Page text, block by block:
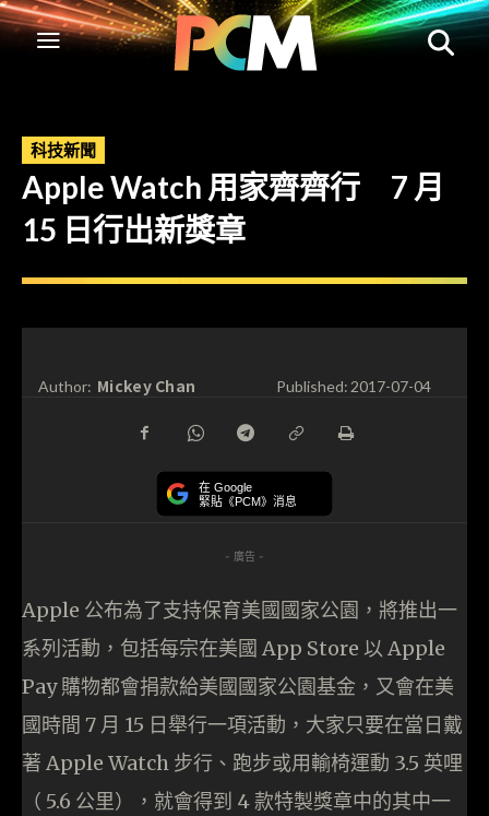
科技新聞
Apple Watch 用家齊齊行 7 月
15 日行出新獎章
Author: Mickey Chan Published:2017-07-04
在 Google
緊貼《PCM》消息
- 廣告 -
Apple 公布為了支持保育美國國家公園，將推出一
系列活動，包括每宗在美國 App Store 以 Apple
Pay 購物都會捐款給美國國家公園基金，又會在美
國時間 7 月 15 日舉行一項活動，大家只要在當日戴
著 Apple Watch 步行、跑步或用輸椅運動 3.5 英哩
（ 5.6 公里），就會得到 4 款特製獎章中的其中一